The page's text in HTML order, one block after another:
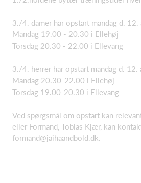
3./4. damer har opstart mandag d. 12.
Mandag 19.00 - 20.30 i Ellehøj
Torsdag 20.30 - 22.00 i Ellevang
3./4. herrer har opstart mandag d. 12.
Mandag 20.30-22.00 i Ellehøj
Torsdag 19.00-20.30 i Ellevang
Ved spørgsmål om opstart kan
eller Formand, Tobias Kjær, kan
formand@jaihaandbold.dk.